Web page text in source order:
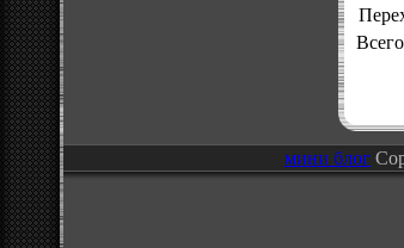
мини блог